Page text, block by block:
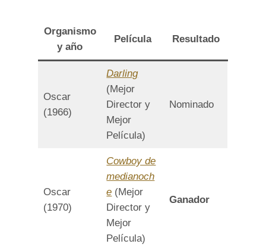
Organismo
y año
Película Resultado
Oscar
(1966)
Darling
(Mejor
Director y
Mejor
Película)
Nominado
Oscar
(1970)
Cowboy de
medianoch
e (Mejor
Director y
Mejor
Película)
Ganador